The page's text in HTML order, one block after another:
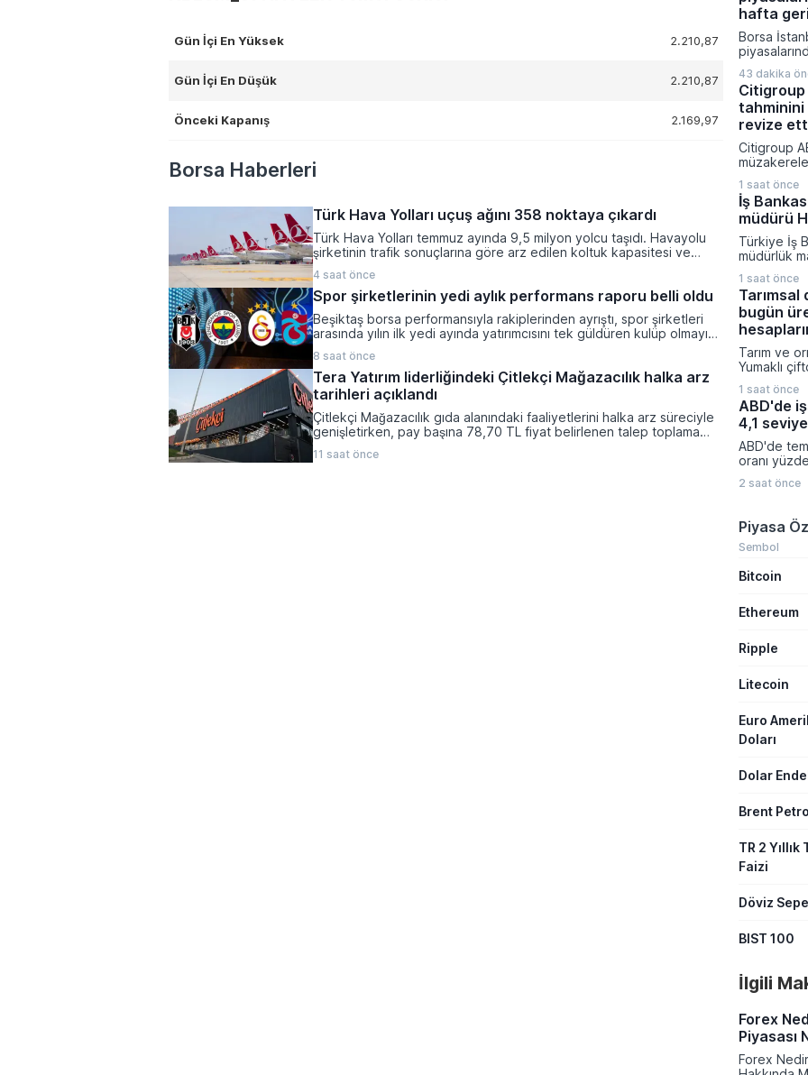
Gün İçi En Yüksek 2.210,87
Gün İçi En Düşük 2.210,87
Önceki Kapanış 2.169,97
Borsa Haberleri
Türk Hava Yolları uçuş ağını 358 noktaya çıkardı
Türk Hava Yolları temmuz ayında 9,5 milyon yolcu taşıdı. Havayolu
şirketinin trafik sonuçlarına göre arz edilen koltuk kapasitesi ve
gelişim kaydetti.
4 saat önce
Spor şirketlerinin yedi aylık performans raporu belli oldu
Beşiktaş borsa performansıyla rakiplerinden ayrıştı, spor şirketleri
arasında yılın ilk yedi ayında yatırımcısını tek güldüren kulüp olmayı
temmuz döneminde siyah-beyazlıların hisseleri yüzde 17,2 oranında
yükseliş kaydetti.
8 saat önce
Tera Yatırım liderliğindeki Çitlekçi Mağazacılık halka arz
tarihleri açıklandı
Çitlekçi Mağazacılık gıda alanındaki faaliyetlerini halka arz süreciyle
genişletirken, pay başına 78,70 TL fiyat belirlenen talep toplama
satışı sonucunda toplamda 2 milyar 872 milyon 550 bin TL tutarında
11 saat önce
hafta
Borsa
araçlarının
başardı.
yönlü ivme
kıymetli
fonları
ve değer
arasında
43 dakika
tahminini
revize
Citigroup
güncelledi.
üçüncü
petrol
yönlü
1 saat önce
İş
müdürü
Türkiye İş
müdürlük
Şişecam
boşalacak
tarihi
atanıyor.
1 saat önce
bugün
Tarım ve
Yumaklı
tutarında
emeğini
sürdürülen
1 saat önce
ABD'de
4,1
ABD'de
oranı
katılım
yana en
işsizlik
2 saat önce
Piyasa
Sembol
Bitcoin
Ethereum
Ripple
Litecoin
Euro
Doları
Dolar
Brent
TR 2 Yıllık
Faizi
Döviz
BIST 100
İlgili
Forex
Piyasası
Forex